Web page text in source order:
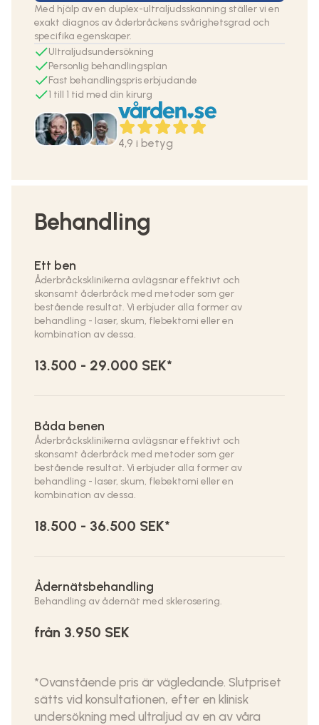
Behandling
Ett ben
Åderbråcksklinikerna avlägsnar effektivt och
skonsamt åderbråck med metoder som ger
bestående resultat. Vi erbjuder alla former av
behandling - laser, skum, flebektomi eller en
kombination av dessa.
13.500 - 29.000 SEK*
Båda benen
Åderbråcksklinikerna avlägsnar effektivt och
skonsamt åderbråck med metoder som ger
bestående resultat. Vi erbjuder alla former av
behandling - laser, skum, flebektomi eller en
kombination av dessa.
18.500 - 36.500 SEK*
Ådernätsbehandling
Behandling av ådernät med sklerosering.
från 3.950 SEK
*Ovanstående pris är vägledande. Slutpriset
sätts vid konsultationen, efter en klinisk
undersökning med ultraljud av en av våra
Med hjälp av en duplex-ultraljudsskanning ställer vi en
exakt diagnos av åderbråckens svårighetsgrad och
specifika egenskaper.
Ultraljudsundersökning
Personlig behandlingsplan
Fast behandlingspris erbjudande
1 till 1 tid med din kirurg
4,9 i betyg